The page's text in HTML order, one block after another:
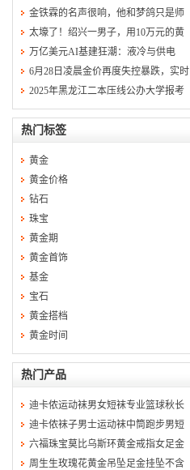
金铁霖的名声很响，他和梦鸽只是师
太壕了！绍兴一男子，用10万元的黄
万亿美元AI基建狂潮：液冷与供电
6月28日凌晨金价再度失控暴跌，实时
2025年黑龙江二本压线公办大学报考
热门标签
黄金
黄金价格
钻石
珠宝
黄金期
黄金首饰
基金
宝石
黄金搭档
黄金时间
热门产品
迪卡侬运动袜男女短袜专业篮球秋长
迪卡侬袜子男士运动袜中筒跑步男短
六福珠宝莫比乌斯环黄金戒指女足金
周生生玫瑰花黄金吊坠足金挂坠不含